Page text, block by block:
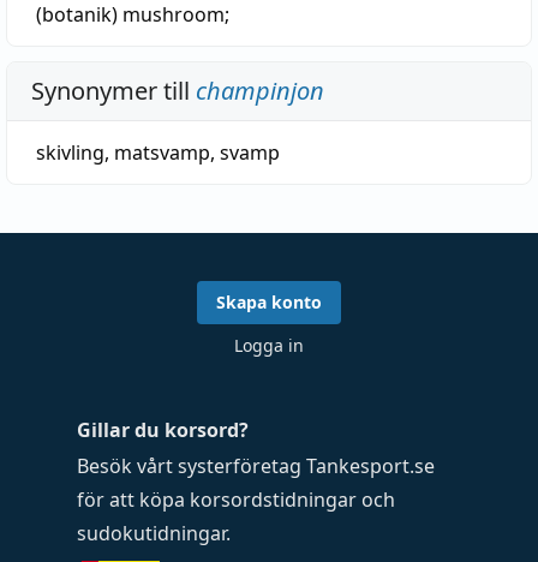
(botanik) mushroom;
Synonymer till champinjon
skivling, matsvamp, svamp
Gillar du korsord?
Besök vårt systerföretag Tankesport.se
för att köpa korsordstidningar och
sudokutidningar.
Skapa konto
Logga in